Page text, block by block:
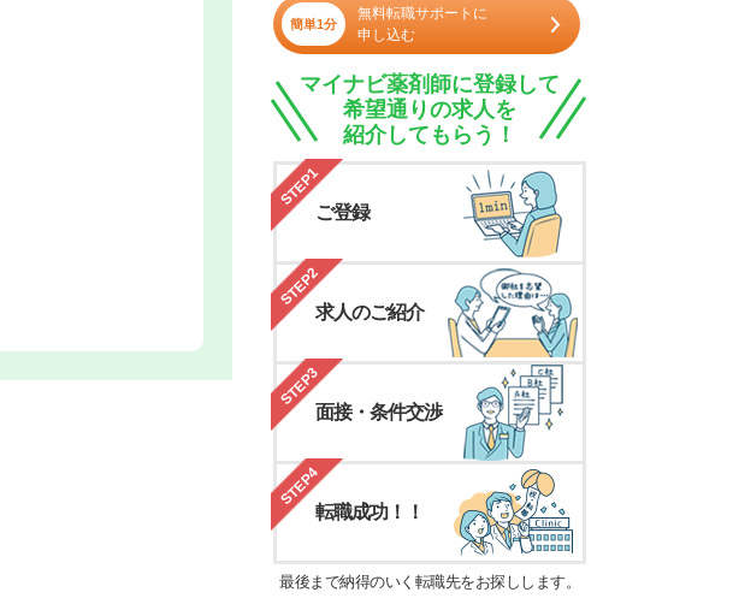
簡単1分
無料転職サポートに
申し込む
マイナビ薬剤師に登録して
希望通りの求人を
紹介してもらう！
STEP1
ご登録
STEP2
求人のご紹介
STEP3
面接・条件交渉
STEP4
転職成功！！
最後まで納得のいく転職先をお探しします。